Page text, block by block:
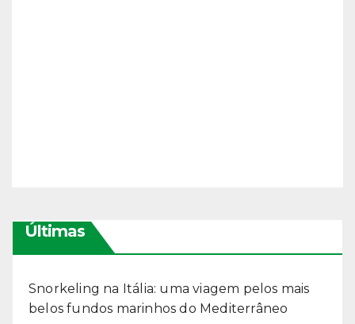
Últimas
Snorkeling na Itália: uma viagem pelos mais
belos fundos marinhos do Mediterrâneo